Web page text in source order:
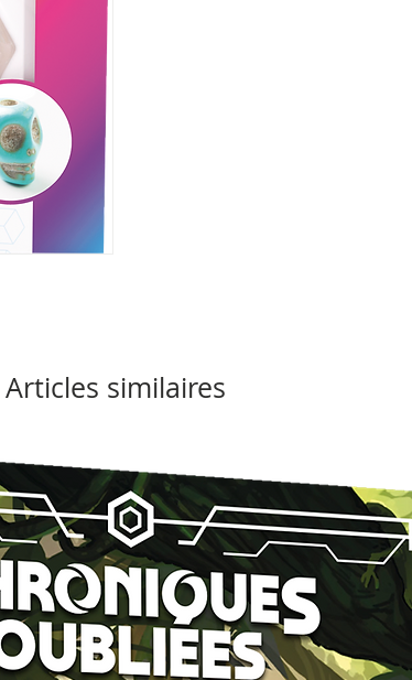
Articles similaires